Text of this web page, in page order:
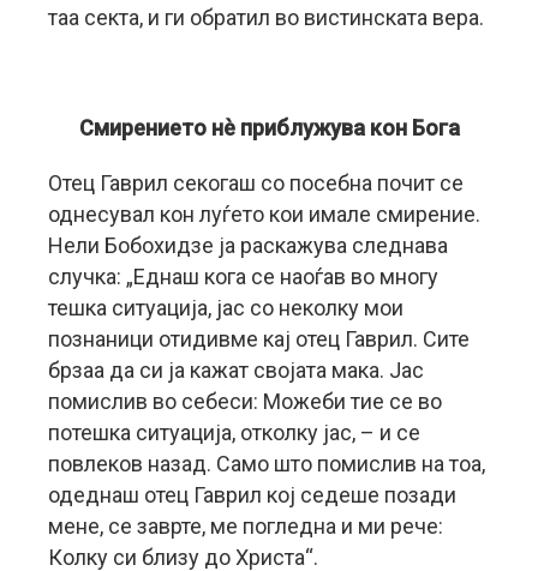
таа секта, и ги обратил во вистинската вера.
Смирението нè приблужува кон Бога
Отец Гаврил секогаш со посебна почит се
однесувал кон луѓето кои имале смирение.
Нели Бобохидзе ја раскажува следнава
случка: „Еднаш кога се наоѓав во многу
тешка ситуација, јас со неколку мои
познаници отидивме кај отец Гаврил. Сите
брзаа да си ја кажат својата мака. Јас
помислив во себеси: Можеби тие се во
потешка ситуација, отколку јас, – и се
повлеков назад. Само што помислив на тоа,
одеднаш отец Гаврил кој седеше позади
мене, се заврте, ме погледна и ми рече:
Колку си близу до Христа“.